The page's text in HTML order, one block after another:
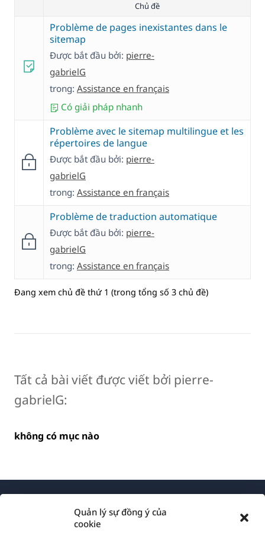
Quản lý sự đồng ý của
cookie
Chủ đề
Problème de pages inexistantes dans le
sitemap
Được bắt đầu bởi: pierre-
gabrielG
trong: Assistance en français
Có giải pháp nhanh
Problème avec le sitemap multilingue et les
répertoires de langue
Được bắt đầu bởi: pierre-
gabrielG
trong: Assistance en français
Problème de traduction automatique
Được bắt đầu bởi: pierre-
gabrielG
trong: Assistance en français
Đang xem chủ đề thứ 1 (trong tổng số 3 chủ đề)
Tất cả bài viết được viết bởi pierre-
gabrielG:
không có mục nào